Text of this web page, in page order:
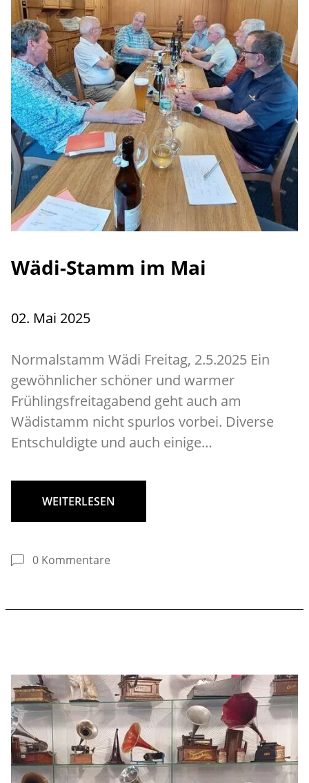
Wädi-Stamm im Mai
02. Mai 2025
Normalstamm Wädi Freitag, 2.5.2025 Ein
gewöhnlicher schöner und warmer
Frühlingsfreitagabend geht auch am
Wädistamm nicht spurlos vorbei. Diverse
Entschuldigte und auch einige…
WEITERLESEN
0 Kommentare